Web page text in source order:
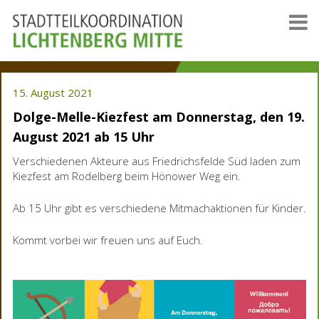
15. August 2021
Dolge-Melle-Kiezfest am Donnerstag, den 19.
August 2021 ab 15 Uhr
Verschiedenen Akteure aus Friedrichsfelde Süd laden zum
Kiezfest am Rodelberg beim Hönower Weg ein.
Ab 15 Uhr gibt es verschiedene Mitmachaktionen für Kinder.
Kommt vorbei wir freuen uns auf Euch.